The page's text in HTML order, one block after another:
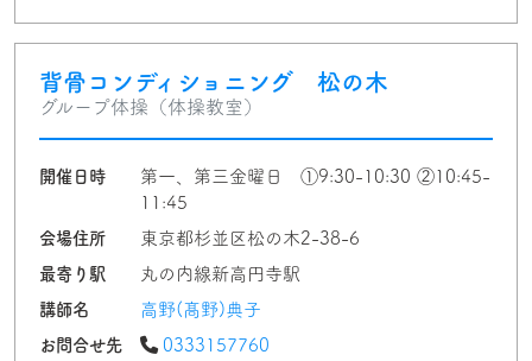
背骨コンディショニング 松の木
グループ体操（体操教室）
開催日時
第一、第三金曜日 ①9:30-10:30 ②10:45-
11:45
会場住所
東京都杉並区松の木2-38-6
最寄り駅
丸の内線新高円寺駅
講師名
高野(髙野)典子
お問合せ先
0333157760